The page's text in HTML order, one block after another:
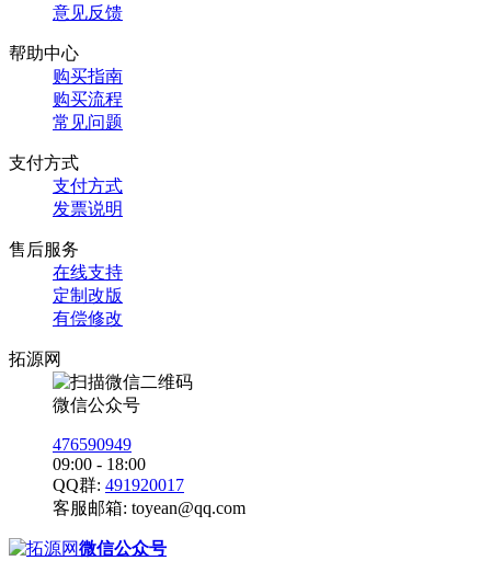
意见反馈
帮助中心
购买指南
购买流程
常见问题
支付方式
支付方式
发票说明
售后服务
在线支持
定制改版
有偿修改
拓源网
微信公众号
476590949
09:00 - 18:00
QQ群: 491920017
客服邮箱: toyean@qq.com
微信公众号